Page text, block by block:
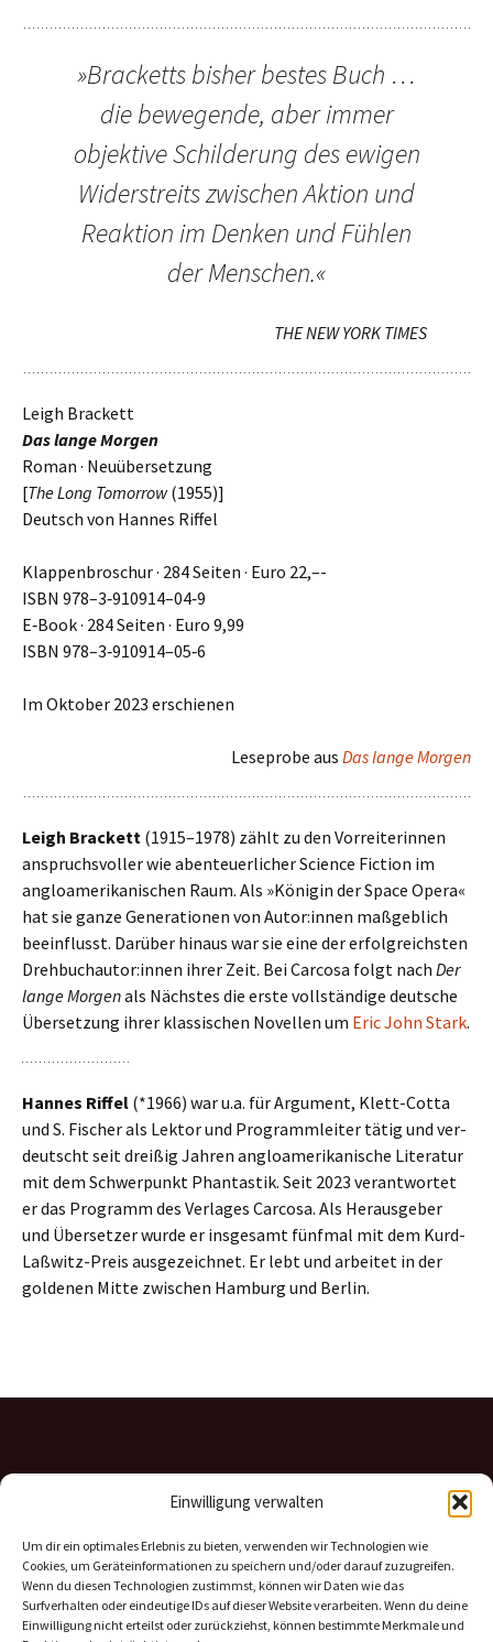
Einwilligung verwalten
Um dir ein optimales Erlebnis zu bieten, verwenden wir Technologien wie
Cookies, um Geräteinformationen zu speichern und/oder darauf zuzugreifen.
Wenn du diesen Technologien zustimmst, können wir Daten wie das
Surfverhalten oder eindeutige IDs auf dieser Website verarbeiten. Wenn du deine
Einwilligung nicht erteilst oder zurückziehst, können bestimmte Merkmale und
»Bracketts bisher bestes Buch …
die bewe­gende, aber immer
objek­tive Schilderung des ewigen
Widerstreits zwi­schen Aktion und
Reaktion im Denken und Fühlen
der Menschen.«
THE NEW YORK TIMES
Leigh Brackett
Das lange Morgen
Roman · Neuübersetzung
[The Long Tomorrow(1955)]
Deutsch von Hannes Riffel
Klappenbroschur · 284 Seiten · Euro 22,–-
ISBN 978–3‑910914–04‑9
E‑Book · 284 Seiten · Euro 9,99
ISBN 978–3‑910914–05‑6
Im Oktober 2023 erschie­nen
Leseprobe aus Das lange Morgen
Leigh Brackett (1915–1978) zählt zu den Vorreiterinnen
anspruchs­vol­ler wie aben­teu­er­li­cher Science Fiction im
anglo­ame­ri­ka­ni­schen Raum. Als »Königin der Space Opera«
hat sie ganze Generationen von Autor:innen maß­geb­lich
beein­flusst. Darüber hinaus war sie eine der erfolg­reich­sten
Drehbuchautor:innen ihrer Zeit. Bei Carcosa folgt nach Der
lange Morgenals Nächstes die erste voll­stän­dige deut­sche
Übersetzung ihrer klas­si­schen Novellen um Eric John Stark.
Hannes Riffel (*1966) war u.a. für Argument, Klett-Cotta
und S. Fischer als Lektor und Programmleiter tätig und ver­
deutscht seit drei­ßig Jahren anglo­ame­ri­ka­ni­sche Literatur
mit dem Schwerpunkt Phantastik. Seit 2023 ver­ant­wor­tet
er das Programm des Verlages Carcosa. Als Herausgeber
und Übersetzer wurde er ins­ge­samt fünf­mal mit dem Kurd-
Laßwitz-Preis aus­ge­zeich­net. Er lebt und arbei­tet in der
gol­de­nen Mitte zwi­schen Hamburg und Berlin.